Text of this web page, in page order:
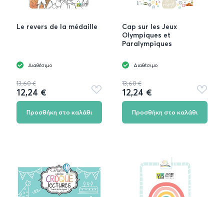
Le revers de la médaille
Διαθέσιμο
13,60 €
12,24 €
Προσθήκη
στα
Προσθήκη στο καλάθι
Cap sur les Jeux
Olympiques et
Paralympiques
Διαθέσιμο
13,60 €
12,24 €
στα
Προσθήκη στο καλάθι